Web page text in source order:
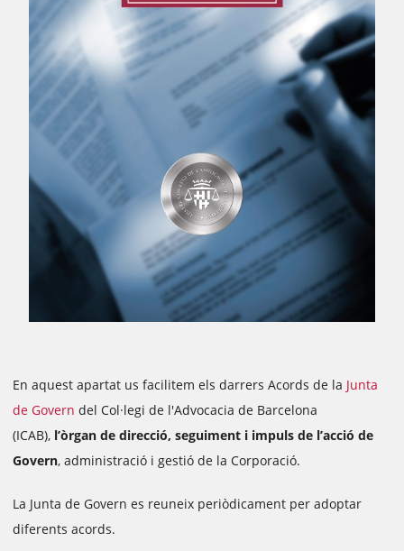
En aquest apartat us facilitem els darrers Acords de la Junta
de Govern del Col·legi de l'Advocacia de Barcelona
(ICAB), l’òrgan de direcció, seguiment i impuls de l’acció de
Govern, administració i gestió de la Corporació.
La Junta de Govern es reuneix periòdicament per adoptar
diferents acords.